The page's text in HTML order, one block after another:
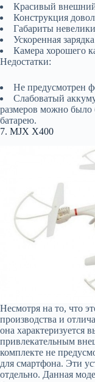
Красивый
Конструкция
Габариты
Ускоренная
Камера хорошего
Недостатки:
Не предусмотрен
Слабоватый
размеров можно
батарею.
7. MJX X400
Несмотря на то, что
производства и
она характеризуется
привлекательным
комплекте не
для смартфона. Эти
отдельно. Данная